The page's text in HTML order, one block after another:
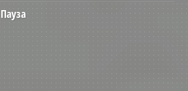
Пауза